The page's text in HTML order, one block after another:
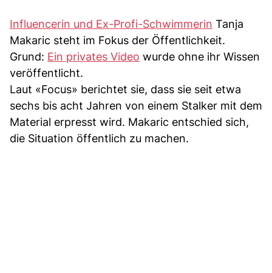
Influencerin und Ex-Profi-Schwimmerin Tanja
Makaric steht im Fokus der Öffentlichkeit.
Grund: Ein privates Video wurde ohne ihr Wissen
veröffentlicht.
Laut «Focus» berichtet sie, dass sie seit etwa
sechs bis acht Jahren von einem Stalker mit dem
Material erpresst wird. Makaric entschied sich,
die Situation öffentlich zu machen.